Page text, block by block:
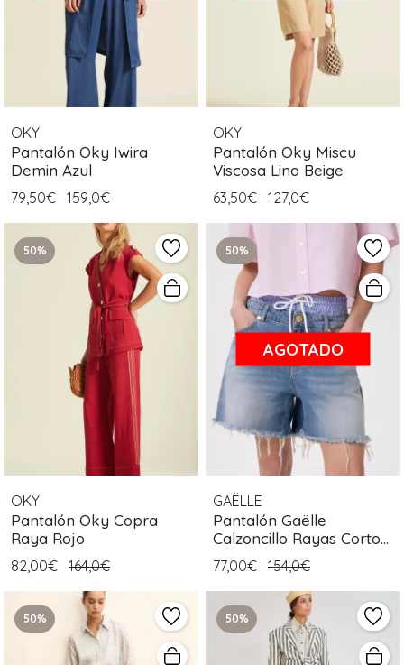
OKY
Pantalón Oky Iwira
Demin Azul
79,50€ 159,0€
OKY
Pantalón Oky Miscu
Viscosa Lino Beige
63,50€ 127,0€
50%
OKY
Pantalón Oky Copra
Raya Rojo
82,00€ 164,0€
50%
AGOTADO
GAËLLE
Pantalón Gaëlle
Calzoncillo Rayas Corto
Azul
77,00€ 154,0€
50% 50%